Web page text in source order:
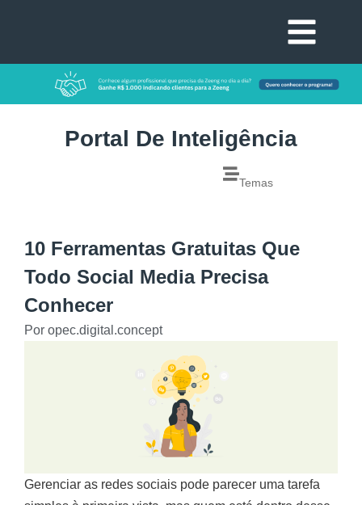
Portal De Inteligência
Temas
10 Ferramentas Gratuitas Que
Todo Social Media Precisa
Conhecer
Por opec.digital.concept
Gerenciar as redes sociais pode parecer uma tarefa